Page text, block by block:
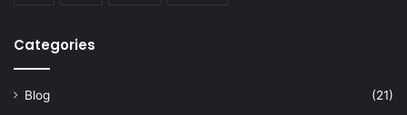
Categories
Blog
(21)